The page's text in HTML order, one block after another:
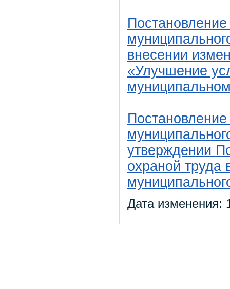
внесении
«Улучшение
утверждении
охраной труда
Дата изменения: